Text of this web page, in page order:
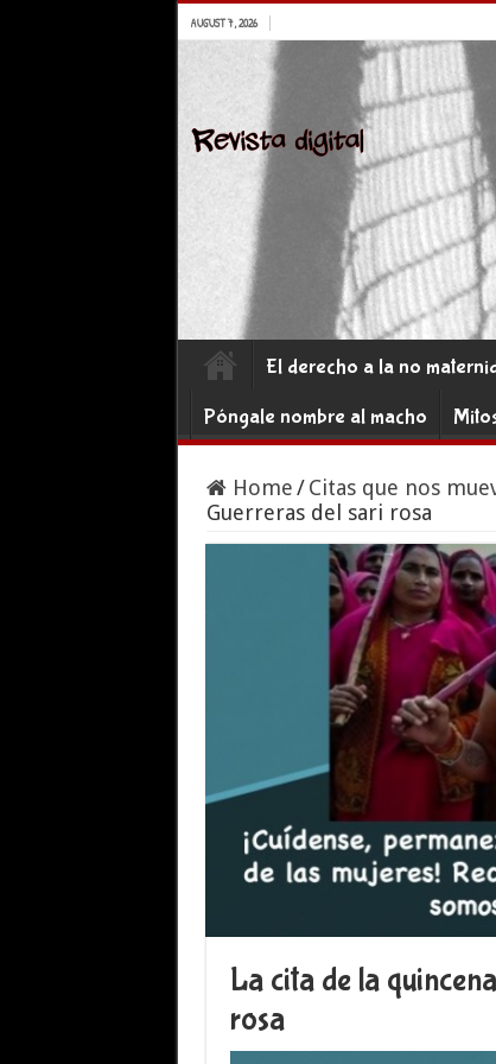
AUGUST 7, 2026
El derecho a la no
Póngale nombre al macho
Home/ Citas que nos
Guerreras del sari rosa
La cita de la
rosa